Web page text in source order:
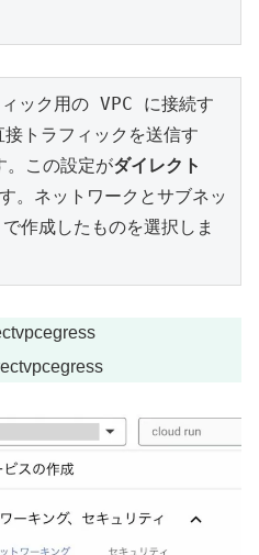
ック用の VPC に接続す
トラフィックを送信す
。この設定がダイレクト
。ネットワークとサブネッ
作成したものを選択しま